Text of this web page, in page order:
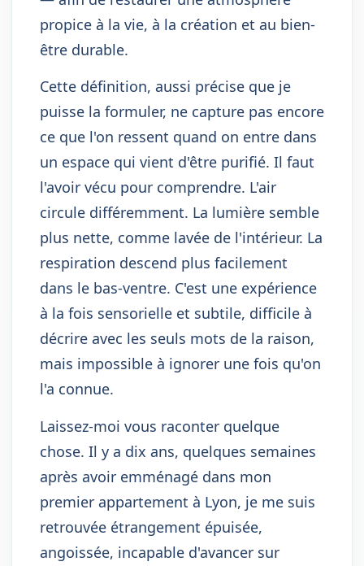
propice à la vie, à la création et au bien-
être durable.
Cette définition, aussi précise que je
puisse la formuler, ne capture pas encore
ce que l'on ressent quand on entre dans
un espace qui vient d'être purifié. Il faut
l'avoir vécu pour comprendre. L'air
circule différemment. La lumière semble
plus nette, comme lavée de l'intérieur. La
respiration descend plus facilement
dans le bas-ventre. C'est une expérience
à la fois sensorielle et subtile, difficile à
décrire avec les seuls mots de la raison,
mais impossible à ignorer une fois qu'on
l'a connue.
Laissez-moi vous raconter quelque
chose. Il y a dix ans, quelques semaines
après avoir emménagé dans mon
premier appartement à Lyon, je me suis
retrouvée étrangement épuisée,
angoissée, incapable d'avancer sur